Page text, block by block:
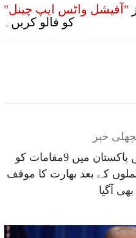
"آفیشل واٹس ایپ چینل"
کو فالو کریں۔
خبر
آپریشن سندور میں پاکستان میں 9مقامات کو
حملوں کے بعد بھارت کا موقف
بھی آگیا